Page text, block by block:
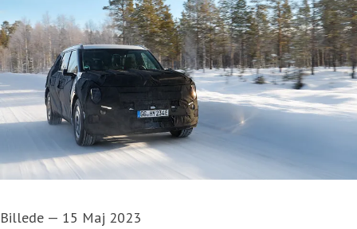
Billede — 15 Maj 2023